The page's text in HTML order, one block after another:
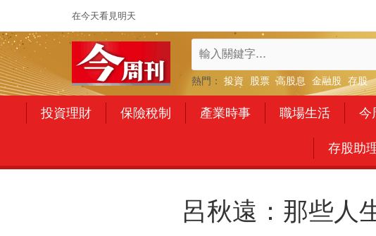
在今天看見明天
熱門： 投資 股票 高股息 金融股 存股
投資理財 保險稅制 產業時事 職場生活 今
存股助
呂秋遠：那些人